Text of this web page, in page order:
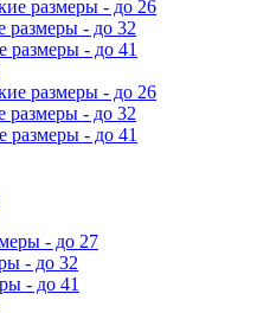
размеры - до 26
размеры - до 32
размеры - до 41
размеры - до 26
размеры - до 32
размеры - до 41
- до 27
- до 32
- до 41